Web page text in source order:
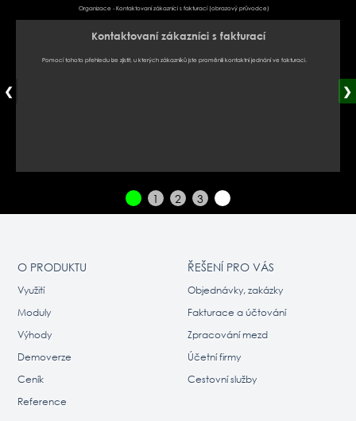
Organizace - Kontaktovaní zákazníci s fakturací (obrazový průvodce)
Kontaktovaní zákazníci s fakturací
Pomocí tohoto přehledu lze zjistit, u kterých zákazníků jste proměnili kontaktní jednání ve fakturaci.
❮ ❯
1 2 3
O PRODUKTU
Využití
Moduly
Výhody
Demoverze
Ceník
Reference
ŘEŠENÍ PRO VÁS
Objednávky, zakázky
Fakturace a účtování
Zpracování mezd
Účetní firmy
Cestovní služby